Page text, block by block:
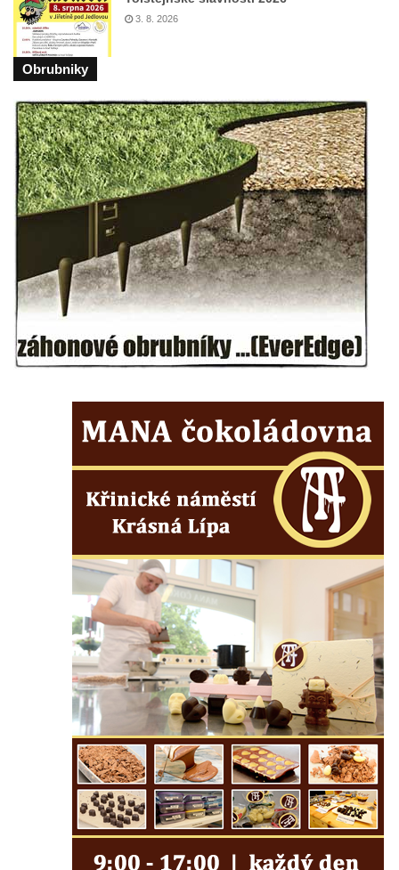
Zámek Břeclav (Lundenburg)
Zámek Starý Rybník (Altenteich)
Zámek Weesenstein
Zámek (a hrad) Tachov
Nový zámek Chodová Planá
Zámek Údlice
Vánoční dům Karlovy Vary (zámek Doubí)
Zámek Litvínov (a muzeum)
Zámek Klášterec nad Ohří (a muzeum)
Zámek Libochovice
Kříž u kostela svatého Jana Nepomuckého
u zámku Javorná
Zámek Liběchov
Zámek Semily
Zámek Rabštejn nad Střelou
Zámek Bezdružice
Zámek Zákupy
Hrad a zámek Vartenberk ve Stráži pod
Ralskem
Zámek Doksy
Zámek Zahrádky
Zámek Jílové
Zámek Ohrada (Muzeum lesnictví,
myslivosti a rybářství)
Zámek Pachtů z Rájova v Jablonném v
Podještědí
Zámek Starý Hrozňatov (hrad Kingsberg)
Zámek Sokolov (Falkenau)
3. 8. 2026
Obrubniky